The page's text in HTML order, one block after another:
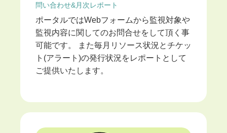
問い合わせ&月次レポート
ポータルではWebフォームから監視対象や
監視内容に関してのお問合せをして頂く事
可能です。 また毎月リソース状況とチケッ
ト(アラート)の発行状況をレポートとして
ご提供いたします。